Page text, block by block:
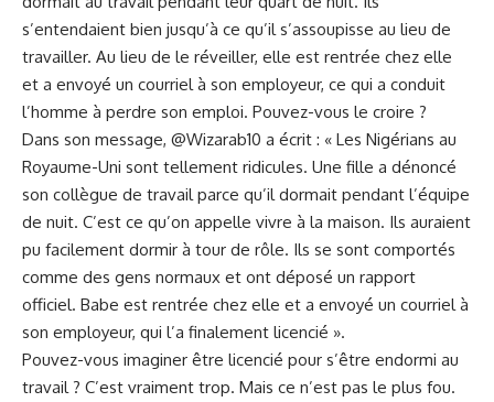
s’entendaient bien jusqu’à‍ ce qu’il⁣ s’assoupisse au lieu ‌de
travailler. Au lieu de le réveiller, elle est rentrée⁣ chez elle
et a envoyé un courriel à son employeur, ce qui a⁣ conduit
l’homme à perdre son emploi. Pouvez-vous le ‌croire ?
Dans son message, @Wizarab10 a écrit : « Les ⁤Nigérians au‍
Royaume-Uni sont tellement ridicules. Une fille ​a dénoncé
son collègue ⁣de travail parce qu’il dormait pendant⁢ l’équipe
de nuit. C’est ce qu’on appelle vivre à la maison. Ils ‌auraient
pu facilement dormir‌ à tour de rôle. Ils‍ se sont comportés
comme des gens​ normaux et ont déposé un rapport
officiel. Babe est rentrée chez elle et a envoyé un courriel à
son employeur, qui l’a finalement licencié ».
Pouvez-vous imaginer être licencié pour s’être endormi au
travail⁣ ? C’est vraiment trop. Mais ce n’est pas le plus fou.